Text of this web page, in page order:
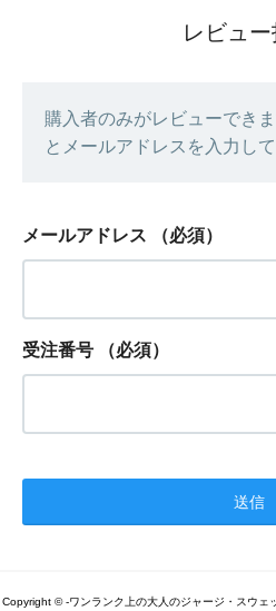
レビュ
購入者のみがレビューでき
とメールアドレスを入力して
メールアドレス （必須）
受注番号 （必須）
Copyright © -ワンランク上の大人のジャージ・スウ